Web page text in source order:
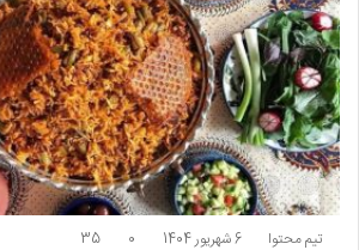
تیم محتوا 6 شهریور 1404 0
35